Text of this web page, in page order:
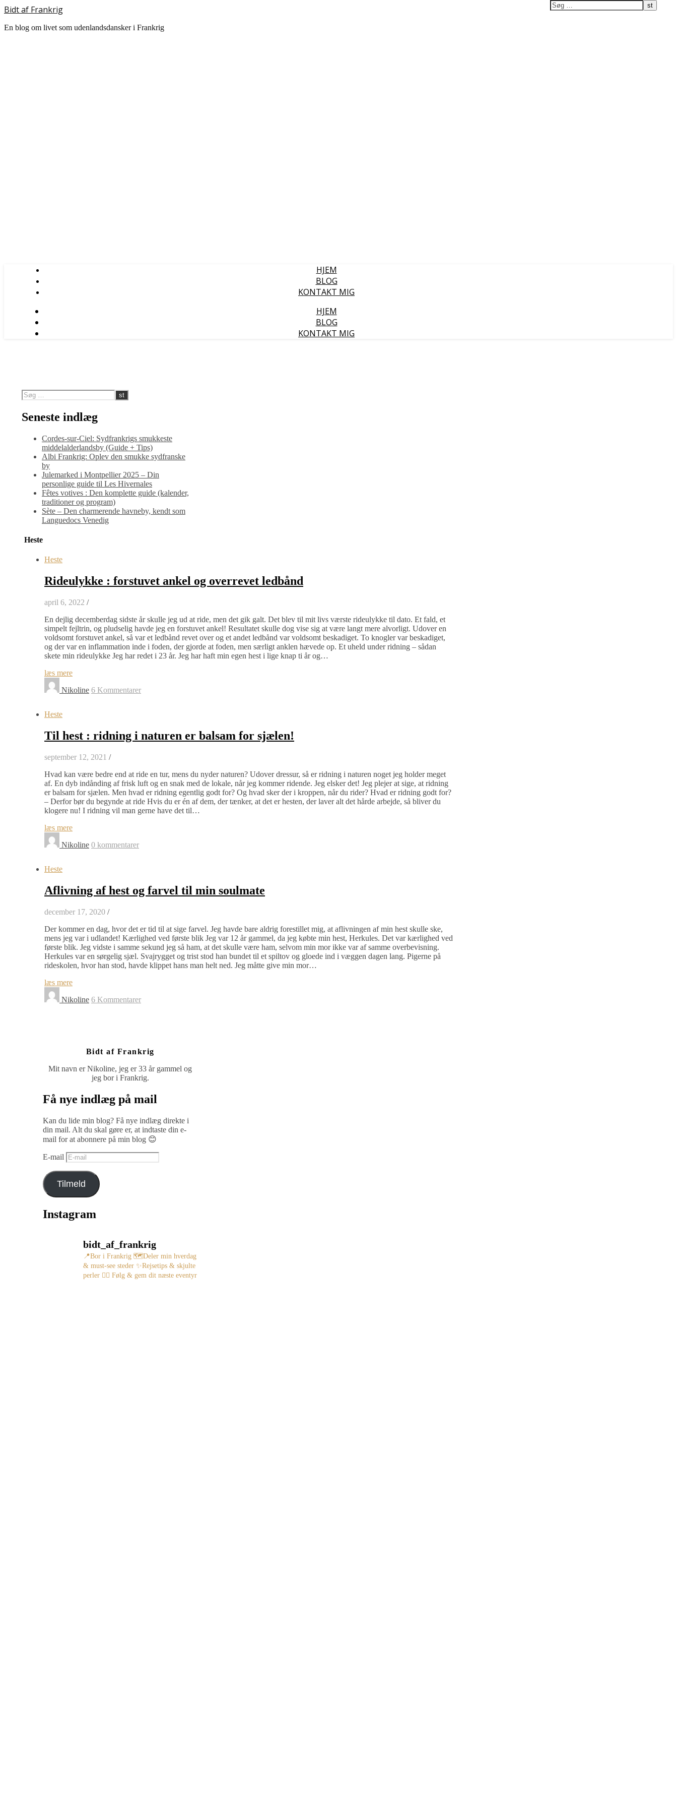
Bidt af Frankrig
En blog om livet som udenlandsdansker i Frankrig
HJEM
BLOG
KONTAKT MIG
HJEM
BLOG
KONTAKT MIG
Seneste indlæg
Cordes-sur-Ciel: Sydfrankrigs smukkeste
middelalderlandsby (Guide + Tips)
Albi Frankrig: Oplev den smukke sydfranske
by
Julemarked i Montpellier 2025 – Din
personlige guide til Les Hivernales
Fêtes votives : Den komplette guide (kalender,
traditioner og program)
Sète – Den charmerende havneby, kendt som
Languedocs Venedig
Heste
Heste
Rideulykke : forstuvet ankel og overrevet ledbånd
april 6, 2022 /
En dejlig decemberdag sidste år skulle jeg ud at ride, men det gik galt. Det blev til mit livs værste rideulykke til dato. Et fald, et
simpelt fejltrin, og pludselig havde jeg en forstuvet ankel! Resultatet skulle dog vise sig at være langt mere alvorligt. Udover en
voldsomt forstuvet ankel, så var et ledbånd revet over og et andet ledbånd var voldsomt beskadiget. To knogler var beskadiget,
og der var en inflammation inde i foden, der gjorde at foden, men særligt anklen hævede op. Et uheld under ridning – sådan
skete min rideulykke Jeg har redet i 23 år. Jeg har haft min egen hest i lige knap ti år og…
læs mere
Nikoline 6 Kommentarer
Heste
Til hest : ridning i naturen er balsam for sjælen!
september 12, 2021 /
Hvad kan være bedre end at ride en tur, mens du nyder naturen? Udover dressur, så er ridning i naturen noget jeg holder meget
af. En dyb indånding af frisk luft og en snak med de lokale, når jeg kommer ridende. Jeg elsker det! Jeg plejer at sige, at ridning
er balsam for sjælen. Men hvad er ridning egentlig godt for? Og hvad sker der i kroppen, når du rider? Hvad er ridning godt for?
– Derfor bør du begynde at ride Hvis du er én af dem, der tænker, at det er hesten, der laver alt det hårde arbejde, så bliver du
klogere nu! I ridning vil man gerne have det til…
læs mere
Nikoline 0 kommentarer
Heste
Aflivning af hest og farvel til min soulmate
december 17, 2020 /
Der kommer en dag, hvor det er tid til at sige farvel. Jeg havde bare aldrig forestillet mig, at aflivningen af min hest skulle ske,
mens jeg var i udlandet! Kærlighed ved første blik Jeg var 12 år gammel, da jeg købte min hest, Herkules. Det var kærlighed ved
første blik. Jeg vidste i samme sekund jeg så ham, at det skulle være ham, selvom min mor ikke var af samme overbevisning.
Herkules var en sørgelig sjæl. Svajrygget og trist stod han bundet til et spiltov og gloede ind i væggen dagen lang. Pigerne på
rideskolen, hvor han stod, havde klippet hans man helt ned. Jeg måtte give min mor…
læs mere
Nikoline 6 Kommentarer
Bidt af Frankrig
Mit navn er Nikoline, jeg er 33 år gammel og
jeg bor i Frankrig.
Få nye indlæg på mail
Kan du lide min blog? Få nye indlæg direkte i
din mail. Alt du skal gøre er, at indtaste din e-
mail for at abonnere på min blog 😊
E-mail
Tilmeld
Instagram
bidt_af_frankrig
📍Bor i Frankrig 🗺️Deler min hverdag
& must-see steder ✨Rejsetips & skjulte
perler 👇🏻 Følg & gem dit næste eventyr